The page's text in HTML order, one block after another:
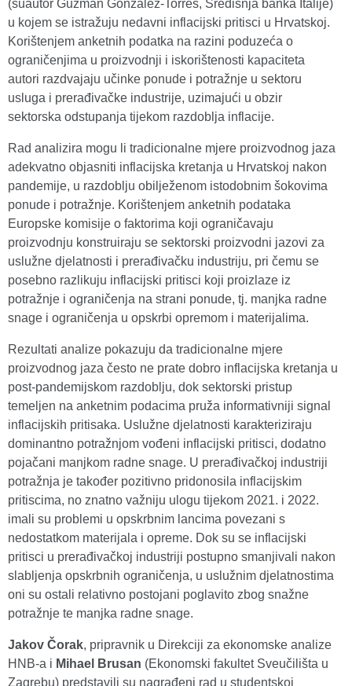
(suautor Guzmán González-Torres, Središnja banka Italije)
u kojem se istražuju nedavni inflacijski pritisci u Hrvatskoj.
Korištenjem anketnih podatka na razini poduzeća o
ograničenjima u proizvodnji i iskorištenosti kapaciteta
autori razdvajaju učinke ponude i potražnje u sektoru
usluga i prerađivačke industrije, uzimajući u obzir
sektorska odstupanja tijekom razdoblja inflacije.
Rad analizira mogu li tradicionalne mjere proizvodnog jaza
adekvatno objasniti inflacijska kretanja u Hrvatskoj nakon
pandemije, u razdoblju obilježenom istodobnim šokovima
ponude i potražnje. Korištenjem anketnih podataka
Europske komisije o faktorima koji ograničavaju
proizvodnju konstruiraju se sektorski proizvodni jazovi za
uslužne djelatnosti i prerađivačku industriju, pri čemu se
posebno razlikuju inflacijski pritisci koji proizlaze iz
potražnje i ograničenja na strani ponude, tj. manjka radne
snage i ograničenja u opskrbi opremom i materijalima.
Rezultati analize pokazuju da tradicionalne mjere
proizvodnog jaza često ne prate dobro inflacijska kretanja u
post-pandemijskom razdoblju, dok sektorski pristup
temeljen na anketnim podacima pruža informativniji signal
inflacijskih pritisaka. Uslužne djelatnosti karakteriziraju
dominantno potražnjom vođeni inflacijski pritisci, dodatno
pojačani manjkom radne snage. U prerađivačkoj industriji
potražnja je također pozitivno pridonosila inflacijskim
pritiscima, no znatno važniju ulogu tijekom 2021. i 2022.
imali su problemi u opskrbnim lancima povezani s
nedostatkom materijala i opreme. Dok su se inflacijski
pritisci u prerađivačkoj industriji postupno smanjivali nakon
slabljenja opskrbnih ograničenja, u uslužnim djelatnostima
oni su ostali relativno postojani poglavito zbog snažne
potražnje te manjka radne snage.
Jakov Čorak, pripravnik u Direkciji za ekonomske analize
HNB-a i Mihael Brusan (Ekonomski fakultet Sveučilišta u
Zagrebu) predstavili su nagrađeni rad u studentskoj